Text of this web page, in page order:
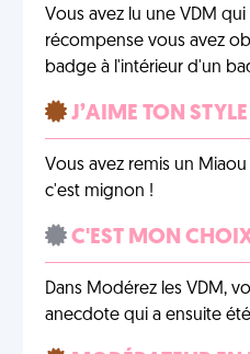
Vous avez lu une VDM
récompense vous avez
badge à l'intérieur d'un
J’AIME TON STYLE
Vous avez remis un
c'est mignon !
C'EST MON
Dans Modérez les VDM,
anecdote qui a ensuite